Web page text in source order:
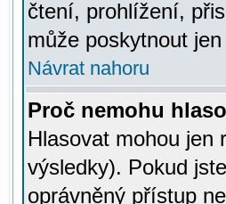
čtení, prohlížení,
může poskytnout
Návrat nahoru
Proč nemohu
Hlasovat mohou jen
výsledky). Pokud
oprávněný přístup